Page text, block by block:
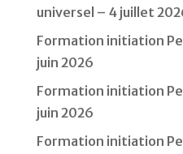
universel – 4 juillet
Formation initiation
juin 2026
Formation initiation
juin 2026
Formation initiation